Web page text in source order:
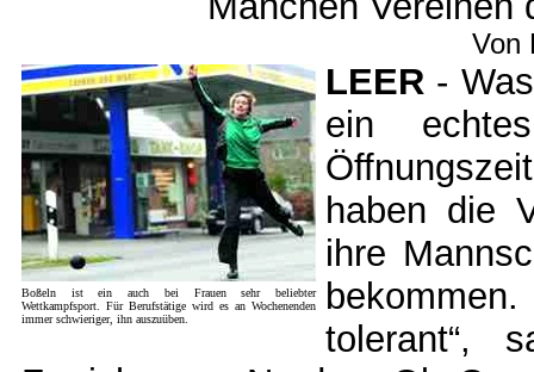
Von
Boßeln ist ein auch bei Frauen sehr beliebter
Wettkampfsport. Für Berufstätige wird es an Wochenenden
immer schwieriger, ihn auszuüben.
LEER -
ein
haben die
ihre
tolerant“,